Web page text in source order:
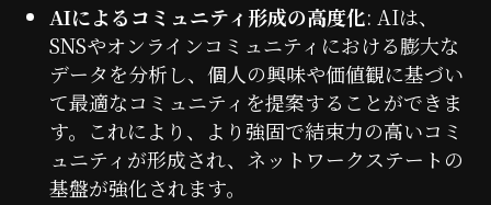
AIによるコミュニティ形成の高度化: AIは、
SNSやオンラインコミュニティにおける膨大な
データを分析し、個人の興味や価値観に基づい
て最適なコミュニティを提案することができま
す。これにより、より強固で結束力の高いコミ
ュニティが形成され、ネットワークステートの
基盤が強化されます。